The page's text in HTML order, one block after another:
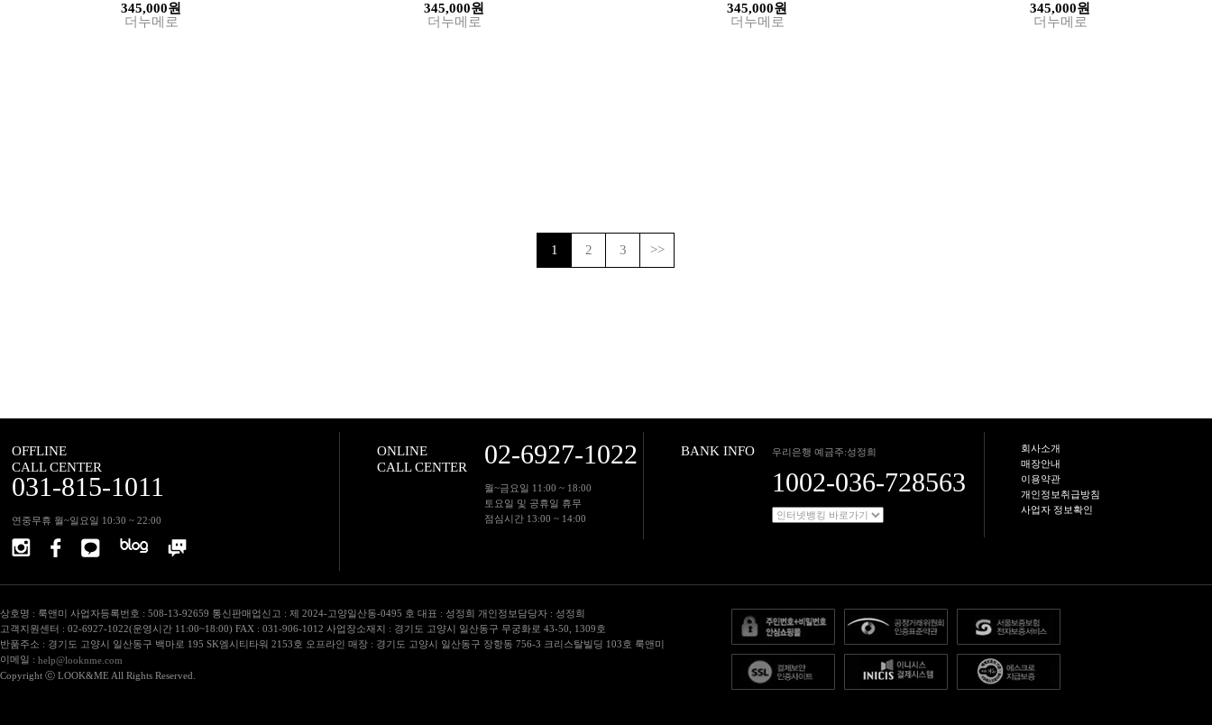
345,000원
더누메로
345,000원
더누메로
345,000원
더누메로
345,000원
더누메로
1 2 3 >>
OFFLINE
CALL CENTER
031-815-1011
연중무휴 월~일요일 10:30 ~ 22:00
ONLINE
CALL CENTER
02-6927-1022
월~금요일 11:00 ~ 18:00
토요일 및 공휴일 휴무
점심시간 13:00 ~ 14:00
BANK INFO 우리은행 예금주:성정희
1002-036-728563
회사소개
매장안내
이용약관
개인정보취급방침
사업자 정보확인
상호명 : 룩앤미 사업자등록번호 : 508-13-92659 통신판매업신고 : 제 2024-고양일산동-0495 호 대표 : 성정희 개인정보담당자 : 성정희
고객지원센터 : 02-6927-1022(운영시간 11:00~18:00) FAX : 031-906-1012 사업장소재지 : 경기도 고양시 일산동구 무궁화로 43-50, 1309호
반품주소 : 경기도 고양시 일산동구 백마로 195 SK엠시티타워 2153호 오프라인 매장 : 경기도 고양시 일산동구 장항동 756-3 크리스탈빌딩 103호 룩앤미
이메일 : help@looknme.com
Copyright ⓒ LOOK&ME All Rights Reserved.